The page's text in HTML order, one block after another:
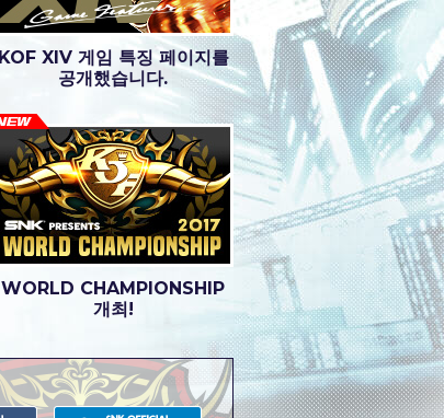
KOF XIV 게임 특징 페이지를
공개했습니다.
WORLD CHAMPIONSHIP
개최!